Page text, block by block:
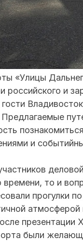
«Улицы
российского и
и
времени, то и
прогулки
презентации
были